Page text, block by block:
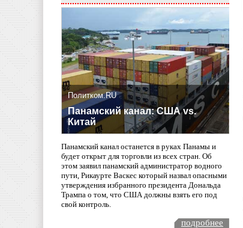
Политком.RU
Панамский канал: США vs.
Китай
Панамский канал останется в руках Панамы и
будет открыт для торговли из всех стран. Об
этом заявил панамский администратор водного
пути, Рикаурте Васкес который назвал опасными
утверждения избранного президента Дональда
Трампа о том, что США должны взять его под
свой контроль.
подробнее